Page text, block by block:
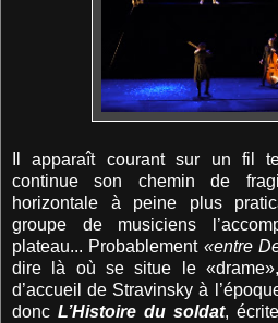
Il apparaît courant sur un fil
continue son chemin de
horizontale à peine plus
groupe de musiciens
plateau... Probablement «entre
dire là où se situe le
d’accueil de Stravinsky à
donc L’Histoire du soldat,